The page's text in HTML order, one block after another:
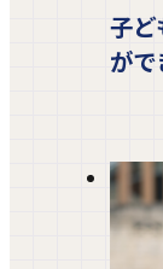
子ど
が